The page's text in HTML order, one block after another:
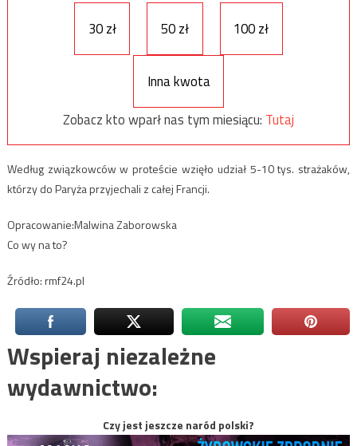
30 zł 50 zł 100 zł
Inna kwota
Zobacz kto wparł nas tym miesiącu: Tutaj
Według związkowców w proteście wzięło udział 5-10 tys. strażaków,
którzy do Paryża przyjechali z całej Francji.
Opracowanie:Malwina Zaborowska
Co wy na to?
Źródło: rmf24.pl
Wspieraj niezależne
wydawnictwo:
Czy jest jeszcze naród polski?